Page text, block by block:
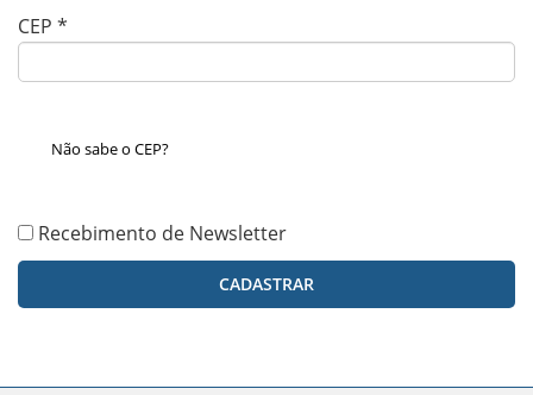
CEP *
Não sabe o CEP?
Número*
Recebimento de Newsletter
CADASTRAR